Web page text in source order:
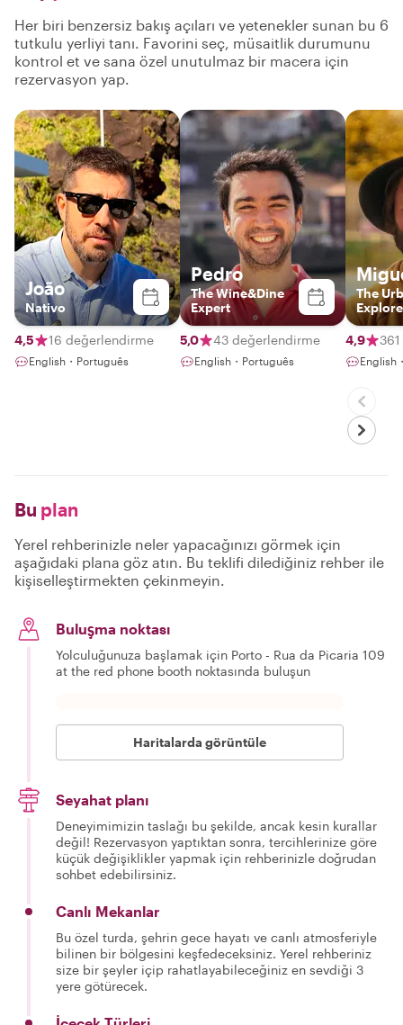
Her biri benzersiz bakış açıları ve yetenekler sunan bu 6
tutkulu yerliyi tanı. Favorini seç, müsaitlik durumunu
kontrol et ve sana özel unutulmaz bir macera için
rezervasyon yap.
João
Nativo
4,5 16 değerlendirme
English・Português
Pedro
The Wine&Dine
Expert
5,0 43 değerlendirme
English・Português
The
4,9
English
Bu plan
Yerel rehberinizle neler yapacağınızı görmek için
aşağıdaki plana göz atın. Bu teklifi dilediğiniz rehber ile
kişiselleştirmekten çekinmeyin.
Buluşma noktası
Yolculuğunuza başlamak için Porto - Rua da Picaria 109
at the red phone booth noktasında buluşun
Haritalarda görüntüle
Seyahat planı
Deneyimimizin taslağı bu şekilde, ancak kesin kurallar
değil! Rezervasyon yaptıktan sonra, tercihlerinize göre
küçük değişiklikler yapmak için rehberinizle doğrudan
sohbet edebilirsiniz.
Canlı Mekanlar
Bu özel turda, şehrin gece hayatı ve canlı atmosferiyle
bilinen bir bölgesini keşfedeceksiniz. Yerel rehberiniz
size bir şeyler içip rahatlayabileceğiniz en sevdiği 3
yere götürecek.